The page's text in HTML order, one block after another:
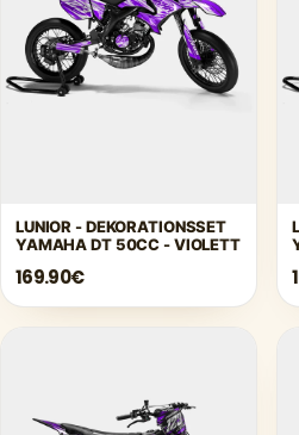
LUNIOR - DEKORATIONSSET
YAMAHA DT 50CC - VIOLETT
169.90€